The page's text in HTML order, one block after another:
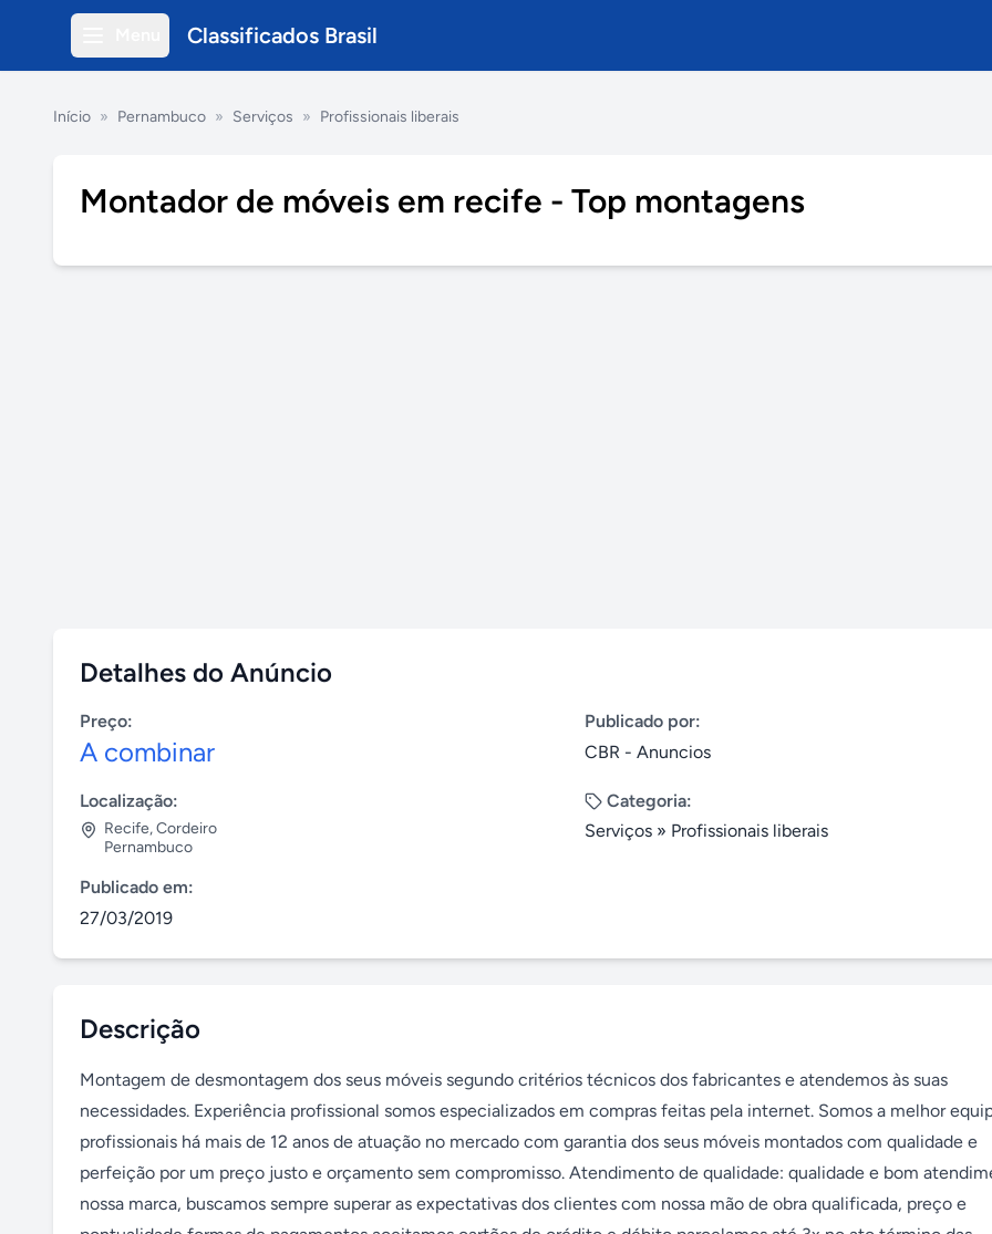
Classificados Brasil
Início » Pernambuco » Serviços » Profissionais liberais
Montador de móveis em recife - Top montagens
Detalhes do Anúncio
Preço:
A combinar
Publicado por:
CBR - Anuncios
Localização:
Recife,Cordeiro
Pernambuco
Categoria:
Serviços » Profissionais liberais
Publicado em:
27/03/2019
Descrição
Montagem de desmontagem dos seus móveis segundo critérios técnicos dos fabricantes e atendemos às suas
necessidades. Experiência profissional somos especializados em compras feitas pela internet. Somos a melhor
profissionais há mais de 12 anos de atuação no mercado com garantia dos seus móveis montados com qualidade e
perfeição por um preço justo e orçamento sem compromisso. Atendimento de qualidade: qualidade e bom
nossa marca, buscamos sempre superar as expectativas dos clientes com nossa mão de obra qualificada, preço e